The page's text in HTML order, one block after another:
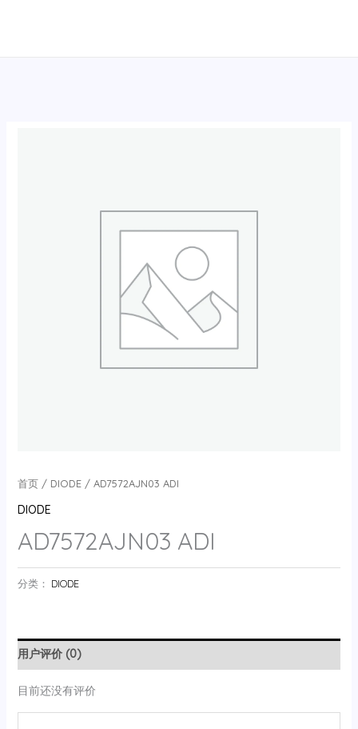
首页/ DIODE/ AD7572AJN03 ADI
DIODE
AD7572AJN03 ADI
分类： DIODE
用户评价 (0)
目前还没有评价